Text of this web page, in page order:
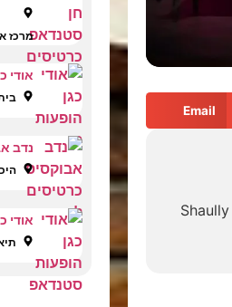
Email
מרכז
אודי
נדב
אודי